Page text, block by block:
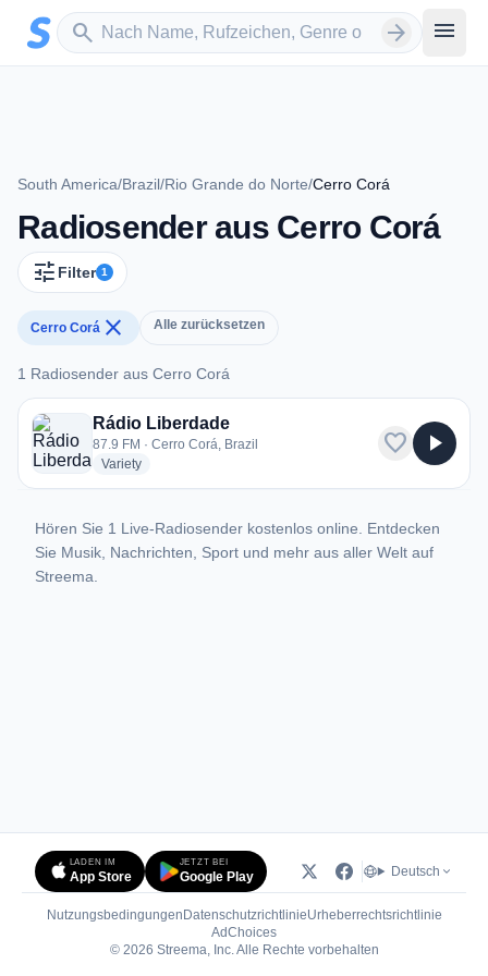
Zum Hauptinhalt springen
search
Sender suchen arrow_forward menu
South America/Brazil/Rio Grande do Norte/Cerro Corá
Radiosender aus Cerro Corá
tune Filter 1
Cerro Corá close Alle zurücksetzen
1 Radiosender aus Cerro Corá
1 Radiosender aus Cerro Corá
Rádio Liberdade
87.9 FM · Cerro Corá, Brazil
Varietyradio stations
favorite play_arrow
Hören Sie 1 Live-Radiosender kostenlos online. Entdecken
Sie Musik, Nachrichten, Sport und mehr aus aller Welt auf
Streema.
LADEN IM
App Store
JETZT BEI
Google Play Deutsch
Nutzungsbedingungen DatenschutzrichtlinieUrheberrechtsrichtlinie
AdChoices(öffnet in neuem Tab)
© 2026 Streema, Inc. Alle Rechte vorbehalten